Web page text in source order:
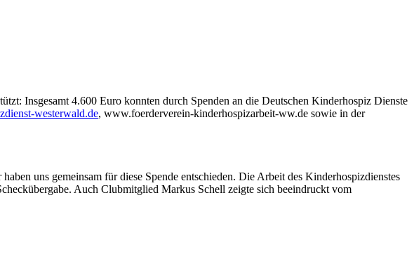
Insgesamt 4.600 Euro konnten durch Spenden an die Deutschen Kinderhospiz Dienste
westerwald.de, www.foerderverein-kinderhospizarbeit-ww.de sowie in der
uns gemeinsam für diese Spende entschieden. Die Arbeit des Kinderhospizdienstes
Auch Clubmitglied Markus Schell zeigte sich beeindruckt vom